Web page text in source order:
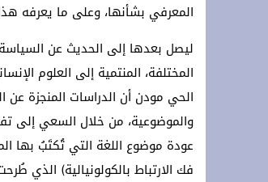
المعرفي بشأنها، وعلى ما يعرفه
ليصل بعدها إلى الحديث عن السياسة
المختلفة، المنتمية إلى العلوم
الحي مودن أن الدراسات المنجزة
والموضوعية، من خلال السعي إلى
عودة موضوع اللغة التي تُكتَبُ بها
فك الارتباط بالكولونيالية) الذي